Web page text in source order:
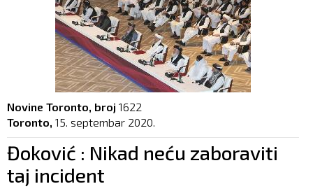
Novine Toronto, broj 1622
Toronto, 15. septembar 2020.
Đoković : Nikad neću zaboraviti
taj incident